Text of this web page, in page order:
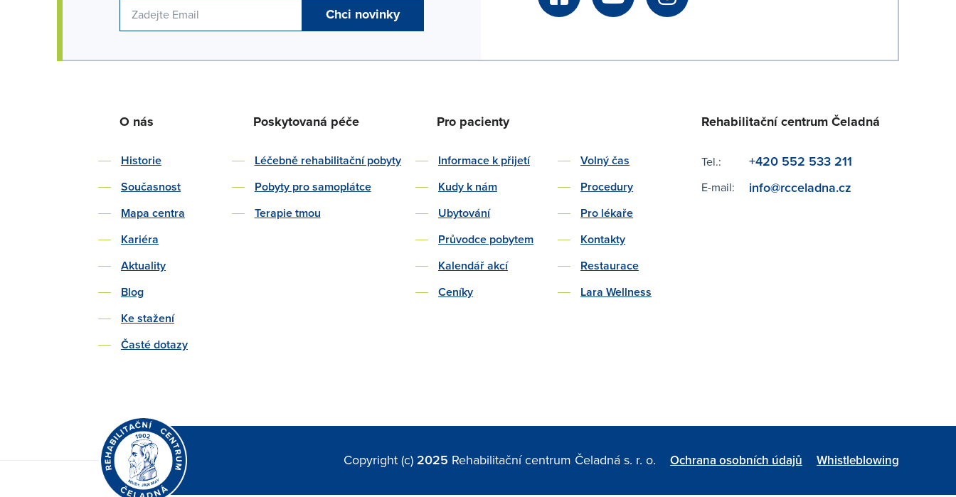
Chci novinky
O nás
Historie
Současnost
Mapa centra
Kariéra
Aktuality
Blog
Ke stažení
Časté dotazy
Poskytovaná péče
Léčebně rehabilitační pobyty
Pobyty pro samoplátce
Terapie tmou
Pro pacienty
Informace k přijetí
Kudy k nám
Ubytování
Průvodce pobytem
Kalendář akcí
Ceníky
Volný čas
Procedury
Pro lékaře
Kontakty
Restaurace
Lara Wellness
Rehabilitační centrum Čeladná
Tel.:
E-mail:
+420 552 533 211
info@rcceladna.cz
Copyright (c) 2025 Rehabilitační centrum Čeladná s. r. o. Ochrana osobních údajů Whistleblowing